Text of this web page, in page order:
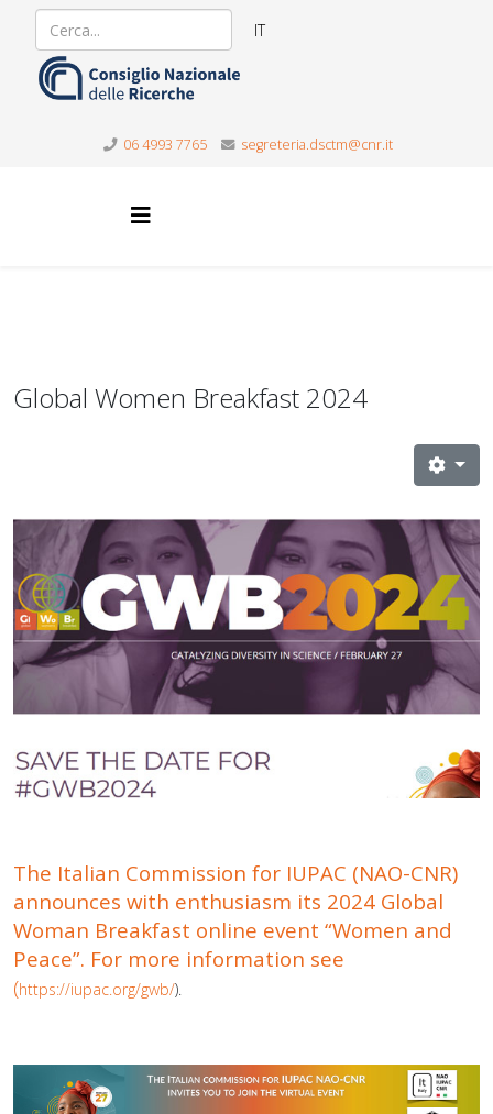
IT
06 4993 7765 segreteria.dsctm@cnr.it
Global Women Breakfast 2024
The Italian Commission for IUPAC (NAO-CNR)
announces with enthusiasm its 2024 Global
Woman Breakfast online event “Women and
Peace”. For more information see
(https://iupac.org/gwb/).